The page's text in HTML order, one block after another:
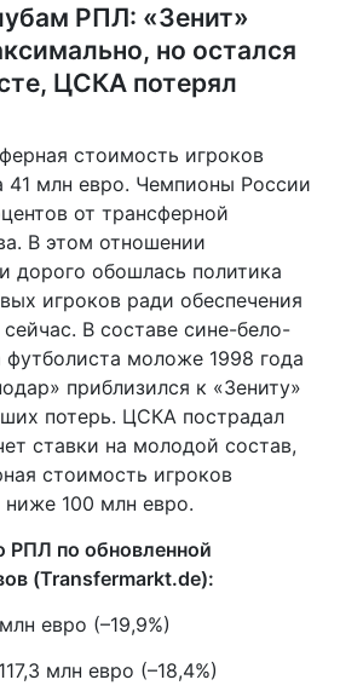
РПЛ: «Зенит»
но остался
ЦСКА потерял
стоимость игроков
41 млн евро. Чемпионы России
от трансферной
В этом отношении
дорого обошлась политика
игроков ради обеспечения
сейчас. В составе сине-бело-
моложе 1998 года
приблизился к «Зениту»
потерь. ЦСКА пострадал
ставки на молодой состав,
стоимость игроков
ниже 100 млн евро.
РПЛ по обновленной
(Transfermarkt.de):
евро (–19,9%)
млн евро (–18,4%)